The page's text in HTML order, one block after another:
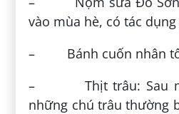
vào mùa hè, có tác
– Bánh cuốn nhân
– Thịt trâu: Sau
những chú trâu thường